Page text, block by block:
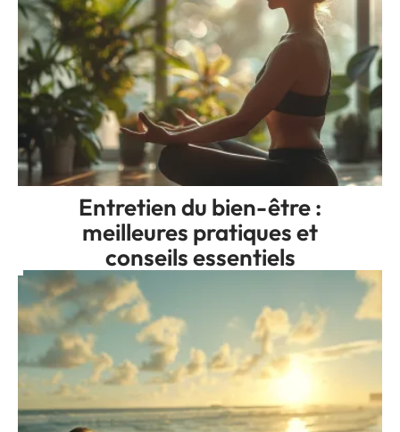
Entretien du bien-être :
meilleures pratiques et
conseils essentiels